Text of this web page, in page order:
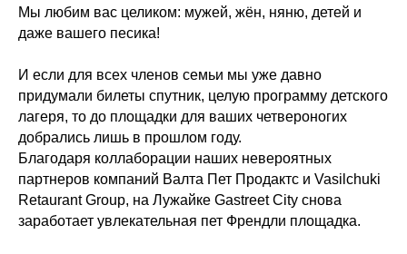
Мы любим вас целиком: мужей, жён, няню, детей и
даже вашего песика!
И если для всех членов семьи мы уже давно
придумали билеты спутник, целую программу детского
лагеря, то до площадки для ваших четвероногих
добрались лишь в прошлом году.
Благодаря коллаборации наших невероятных
партнеров компаний Валта Пет Продактс и Vasilchuki
Retaurant Group, на Лужайке Gastreet City снова
заработает увлекательная пет Френдли площадка.